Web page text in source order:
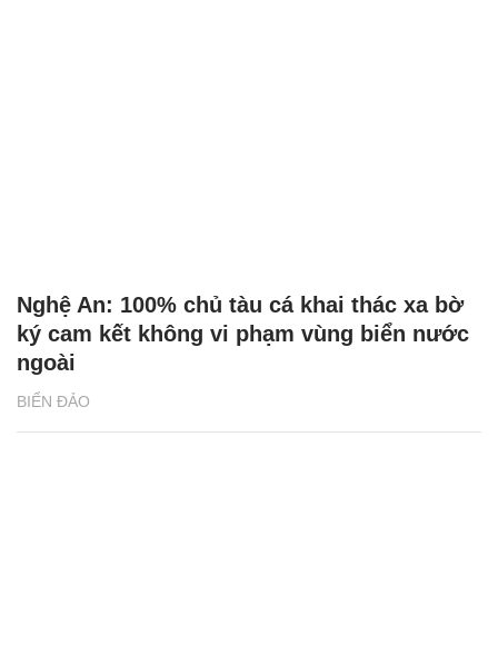
BIỂN ĐẢO
Nghệ An: 100% chủ tàu cá khai thác xa bờ
ký cam kết không vi phạm vùng biển nước
ngoài